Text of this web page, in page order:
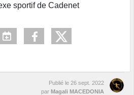
sportif de Cadenet
Publié le 26 sept. 2022
par Magali MACEDONIA